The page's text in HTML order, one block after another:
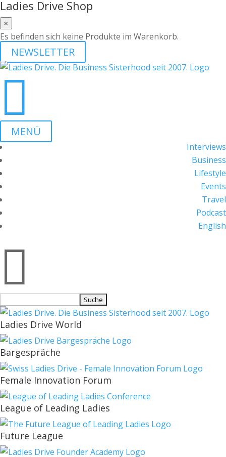
Ladies Drive Shop
×
Es befinden sich keine Produkte im Warenkorb.
NEWSLETTER

MENÜ
Interviews
Business
Lifestyle
Events
Travel
Podcast
English

nach:
Ladies Drive World
Bargespräche
Female Innovation Forum
League of Leading Ladies
Future League